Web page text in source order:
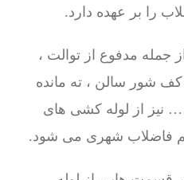
را بر عهده دارد.
جمله مدفوع از توالت ،
شور سالن ، ته مانده
… نیز از لوله کشی های
فاضلاب شهری می شود.